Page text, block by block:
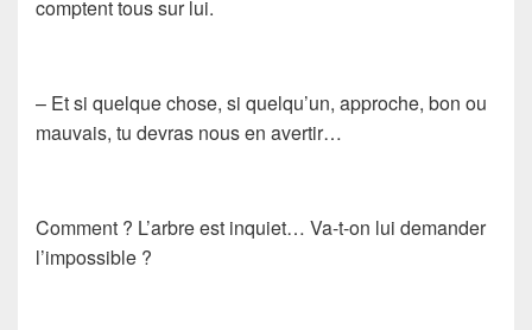
comptent tous sur lui.
– Et si quelque chose, si quelqu’un, approche, bon ou
mauvais, tu devras nous en avertir…
Comment ? L’arbre est inquiet… Va-t-on lui demander
l’impossible ?